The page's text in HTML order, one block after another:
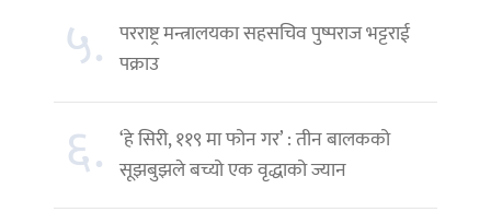
५. परराष्ट्र मन्त्रालयका सहसचिव पुष्पराज भट्टराई
पक्राउ
६. ‘हे सिरी, ११९ मा फोन गर’ : तीन बालकको
सूझबुझले बच्यो एक वृद्धाको ज्यान